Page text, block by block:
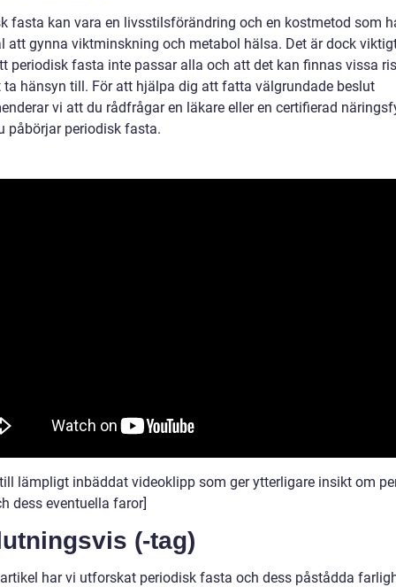
fasta kan vara en livsstilsförändring och en kostmetod som
att gynna viktminskning och metabol hälsa. Det är dock
periodisk fasta inte passar alla och att det kan finnas vissa
ta hänsyn till. För att hjälpa dig att fatta välgrundade beslut
vi att du rådfrågar en läkare eller en certifierad
påbörjar periodisk fasta.
lämpligt inbäddat videoklipp som ger ytterligare insikt om
dess eventuella faror]
(-tag)
har vi utforskat periodisk fasta och dess påstådda